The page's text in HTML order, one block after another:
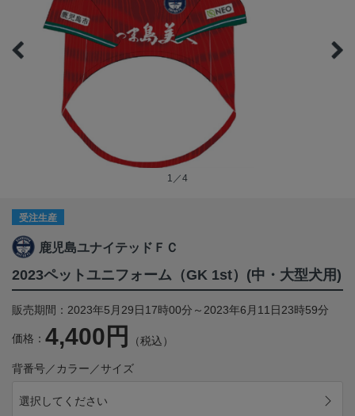
1／4
受注生産
鹿児島ユナイテッドＦＣ
2023ペットユニフォーム（GK 1st）(中・大型犬用)
販売期間：2023年5月29日17時00分～2023年6月11日23時59分
価格： 4,400円 （税込）
背番号／カラー／サイズ
選択してください